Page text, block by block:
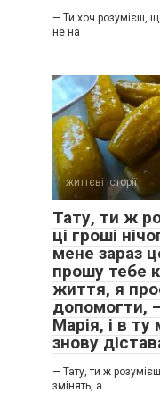
— Ти хоч розумієш,
не на
життєві історії
Тату, ти ж
ці гроші
мене зараз
прошу тебе
життя, я
допомогти,
Марія, і в
знову
— Тату, ти ж
змінять, а